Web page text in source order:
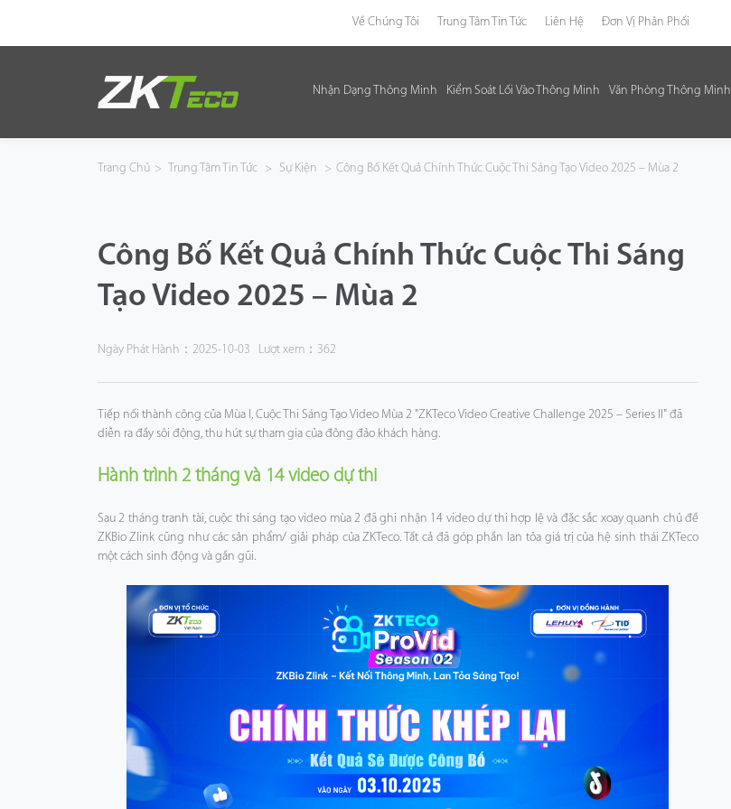
Về Chúng Tôi Trung Tâm Tin Tức Liên Hệ Đơn Vị Phân Phối
Nhận Dạng Thông Minh Kiểm Soát Lối Vào Thông Minh Văn Phòng Thông Minh
Kiểm Soát Lối Vào Thông Minh
Trang Chủ > Trung Tâm Tin Tức > Sự Kiện > Công Bố Kết Quả Chính Thức Cuộc Thi Sáng Tạo Video 2025 – Mùa 2
Công Bố Kết Quả Chính Thức Cuộc Thi Sáng
Tạo Video 2025 – Mùa 2
Ngày Phát Hành：2025-10-03 Lượt xem：362
Tiếp nối thành công của Mùa I, Cuộc Thi Sáng Tạo Video Mùa 2 "ZKTeco Video Creative Challenge 2025 – Series II" đã
diễn ra đầy sôi động, thu hút sự tham gia của đông đảo khách hàng.
Hành trình 2 tháng và 14 video dự thi
Sau 2 tháng tranh tài, cuộc thi sáng tạo video mùa 2 đã ghi nhận 14 video dự thi hợp lệ và đặc sắc xoay quanh chủ đề
ZKBio Zlink cũng như các sản phẩm/ giải pháp của ZKTeco. Tất cả đã góp phần lan tỏa giá trị của hệ sinh thái ZKTeco
một cách sinh động và gần gũi.